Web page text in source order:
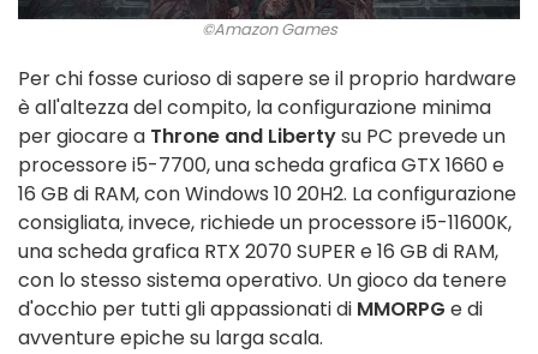
©Amazon Games
Per chi fosse curioso di sapere se il proprio hardware
è all'altezza del compito, la configurazione minima
per giocare a Throne and Libertysu PC prevede un
processore i5-7700, una scheda grafica GTX 1660 e
16 GB di RAM, con Windows 10 20H2. La configurazione
consigliata, invece, richiede un processore i5-11600K,
una scheda grafica RTX 2070 SUPER e 16 GB di RAM,
con lo stesso sistema operativo. Un gioco da tenere
d'occhio per tutti gli appassionati di MMORPG e di
avventure epiche su larga scala.